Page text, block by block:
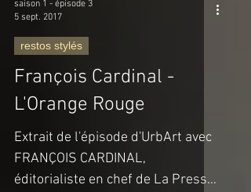
5 sept. 2017
restos stylés
François Cardinal -
L'Orange Rouge
Extrait de l'épisode d'UrbArt avec
FRANÇOIS CARDINAL,